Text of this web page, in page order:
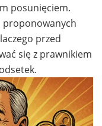
posunięciem.
proponowanych
przed
się z prawnikiem